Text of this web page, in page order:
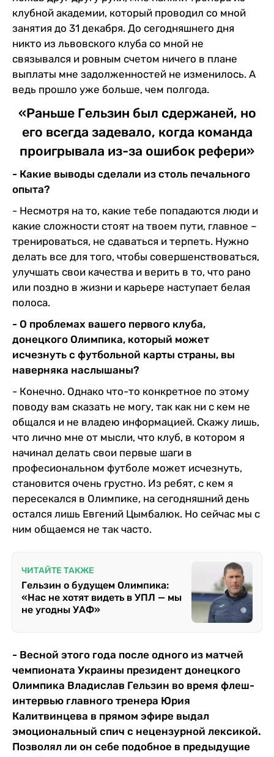
клубной академии, который проводил со мной
занятия до 31 декабря. До сегодняшнего дня
никто из львовского клуба со мной не
связывался и ровным счетом ничего в плане
выплаты мне задолженностей не изменилось. А
ведь прошло уже больше, чем полгода.
«Раньше Гельзин был сдержаней, но
его всегда задевало, когда команда
проигрывала из-за ошибок рефери»
- Какие выводы сделали из столь печального
опыта?
- Несмотря на то, какие тебе попадаются люди и
какие сложности стоят на твоем пути, главное –
тренироваться, не сдаваться и терпеть. Нужно
делать все для того, чтобы совершенствоваться,
улучшать свои качества и верить в то, что рано
или поздно в жизни и карьере наступает белая
полоса.
- О проблемах вашего первого клуба,
донецкого Олимпика, который может
исчезнуть с футбольной карты страны, вы
наверняка наслышаны?
- Конечно. Однако что-то конкретное по этому
поводу вам сказать не могу, так как ни с кем не
общался и не владею информацией. Скажу лишь,
что лично мне от мысли, что клуб, в котором я
начинал делать свои первые шаги в
професиональном футболе может исчезнуть,
становится очень грустно. Из ребят, с кем я
пересекался в Олимпике, на сегодняшний день
остался лишь Евгений Цымбалюк. Но сейчас мы с
ним общаемся не так часто.
ЧИТАЙТЕ ТАКЖЕ
Гельзин о будущем Олимпика:
«Нас не хотят видеть в УПЛ — мы
не угодны УАФ»
- Весной этого года после одного из матчей
чемпионата Украины президент донецкого
Олимпика Владислав Гельзин во время флеш-
интервью главного тренера Юрия
Калитвинцева в прямом эфире выдал
эмоциональный спич с нецензурной лексикой.
Позволял ли он себе подобное в предыдущие